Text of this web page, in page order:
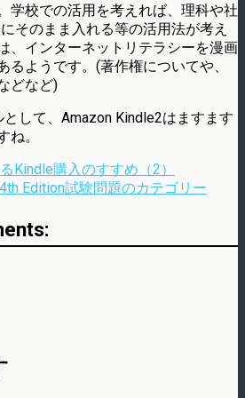
学校での活用を考えれば、理科や社
そのまま入れる等の活用法が考え
、インターネットリテラシーを漫画
るようです。(著作権についてや、
どなど)
して、Amazon Kindle2はますます
ね。
Kindle購入のすすめ（2）
Edition試験問題のカテゴリー